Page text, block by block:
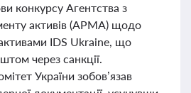
конкурсу Агентства з
активів (АРМА) щодо
IDS Ukraine, що
через санкції.
України зобов’язав